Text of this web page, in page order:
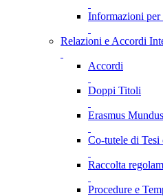
Informazioni
Relazioni e Accordi
Accordi
Doppi Titoli
Erasmus Mundus
Co-tutele di
Raccolta
Procedure e